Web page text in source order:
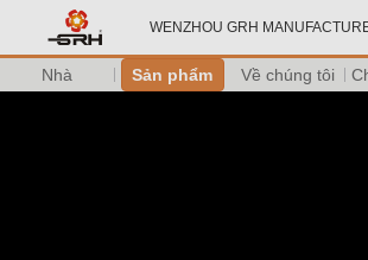
WENZHOU GRH
Nhà Sản phẩm Về chúng tôi